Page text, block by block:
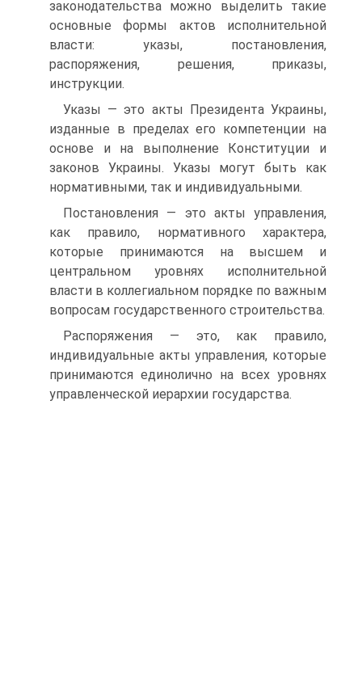
законодательства можно выделить такие
основные формы актов исполнительной
власти: указы, постановления,
распоряжения, решения, приказы,
инструкции.
Указы — это акты Президента Украины,
изданные в пределах его компетенции на
основе и на выполнение Конституции и
законов Украины. Указы могут быть как
нормативными, так и индивидуальными.
Постановления — это акты управления,
как правило, нормативного характера,
которые принимаются на высшем и
центральном уровнях исполнительной
власти в коллегиальном порядке по важным
вопросам государственного строительства.
Распоряжения — это, как правило,
индивидуальные акты управления, которые
принимаются единолично на всех уровнях
управленческой иерархии государства.